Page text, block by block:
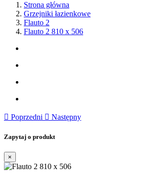
Strona główna
Grzejniki łazienkowe
Flauto 2
Flauto 2 810 x 506
 Poprzedni  Następny
Zapytaj o produkt
×